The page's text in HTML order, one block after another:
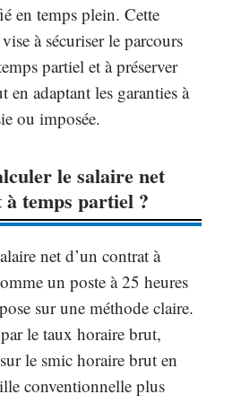
en temps plein. Cette
à sécuriser le parcours
partiel et à préserver
en adaptant les garanties à
ou imposée.
le salaire net
temps partiel ?
net d’un contrat à
un poste à 25 heures
sur une méthode claire.
le taux horaire brut,
le smic horaire brut en
conventionnelle plus